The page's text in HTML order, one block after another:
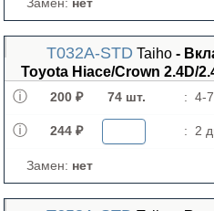
T032A-STD Taiho -
Toyota Hiace/Crown 2.4D/
200 ₽ 74 шт. : 4-
244 ₽ : 2
Замен: нет